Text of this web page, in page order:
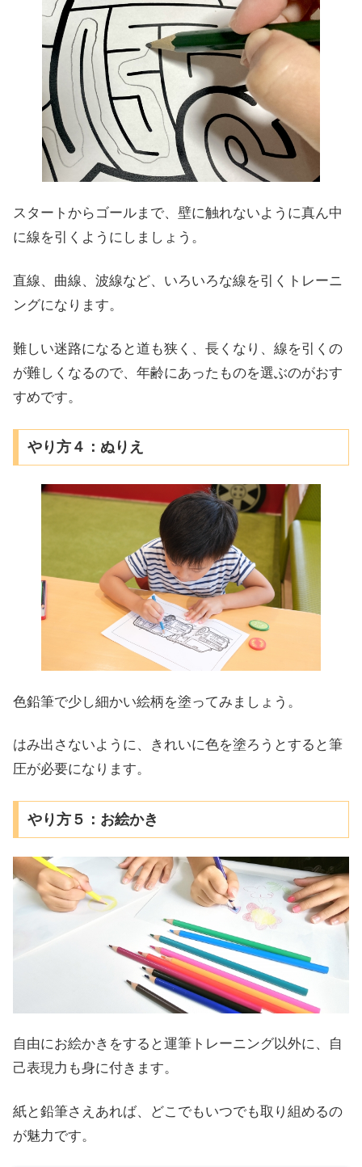
スタートからゴールまで、壁に触れないように真ん中
に線を引くようにしましょう。
直線、曲線、波線など、いろいろな線を引くトレーニ
ングになります。
難しい迷路になると道も狭く、長くなり、線を引くの
が難しくなるので、年齢にあったものを選ぶのがおす
すめです。
やり方４：ぬりえ
色鉛筆で少し細かい絵柄を塗ってみましょう。
はみ出さないように、きれいに色を塗ろうとすると筆
圧が必要になります。
やり方５：お絵かき
自由にお絵かきをすると運筆トレーニング以外に、自
己表現力も身に付きます。
紙と鉛筆さえあれば、どこでもいつでも取り組めるの
が魅力です。